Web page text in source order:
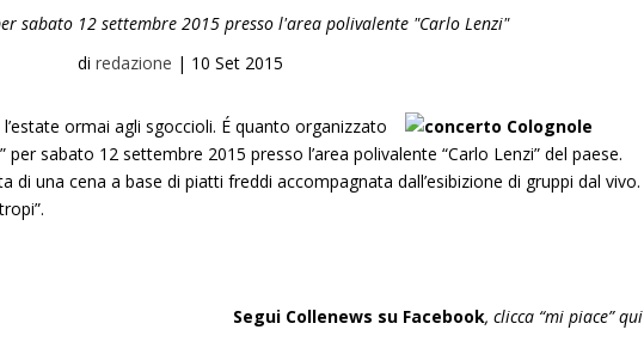
sabato 12 settembre 2015 presso l'area polivalente "Carlo Lenzi"
di redazione | 10 Set 2015
ormai agli sgoccioli. É quanto organizzato
per sabato 12 settembre 2015 presso l’area polivalente “Carlo Lenzi” del paese.
di una cena a base di piatti freddi accompagnata dall’esibizione di gruppi dal vivo.
Segui Collenews su Facebook, clicca “mi piace”qui